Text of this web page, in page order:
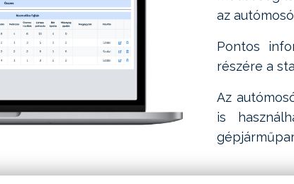
az
Pontos
részére a
Az
is